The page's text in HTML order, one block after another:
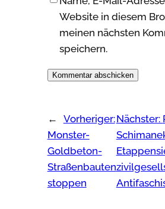
Website in diesem
meinen nächsten
speichern.
←
Vorheriger:
Monster-
Goldbeton-
Straßenbauten
stoppen
Nächster: